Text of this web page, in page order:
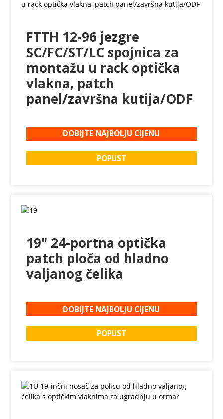
FTTH 12-96 jezgre
SC/FC/ST/LC spojnica za
montažu u rack optička
vlakna, patch
panel/završna kutija/ODF
DOBIJTE NAJBOLJU CIJENU
POPUST
19" 24-portna optička
patch ploča od hladno
valjanog čelika
DOBIJTE NAJBOLJU CIJENU
POPUST